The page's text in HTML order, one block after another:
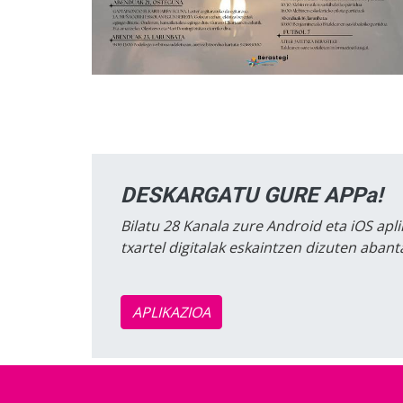
DESKARGATU GURE APPa!
Bilatu 28 Kanala zure Android eta iOS
txartel digitalak eskaintzen dizuten
APLIKAZIOA